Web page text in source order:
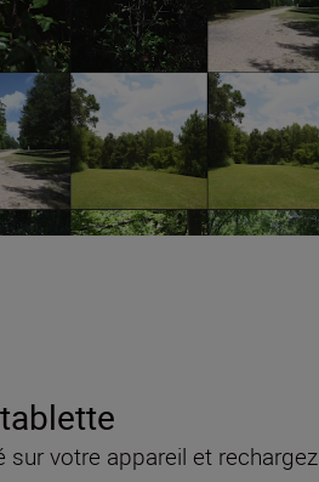
votre appareil et rechargez